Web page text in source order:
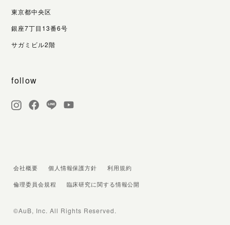
東京都中央区
銀座7丁目13番6号
サガミビル2階
follow
会社概要 個人情報保護方針
利用規約
倫理委員会規程
臨床研究に関する情報公開
©AuB, Inc. All Rights Reserved.